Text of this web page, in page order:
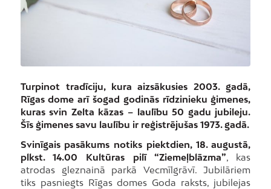
Turpinot tradīciju, kura aizsākusies 2003. gadā,
Rīgas dome arī šogad godinās rīdzinieku ģimenes,
kuras svin Zelta kāzas – laulību 50 gadu jubileju.
Šīs ģimenes savu laulību ir reģistrējušas 1973. gadā.
Svinīgais pasākums notiks piektdien, 18. augustā,
plkst. 14.00 Kultūras pilī “Ziemeļblāzma”, kas
atrodas gleznainā parkā Vecmīlgrāvī. Jubilāriem
tiks pasniegts Rīgas domes Goda raksts, jubilejas